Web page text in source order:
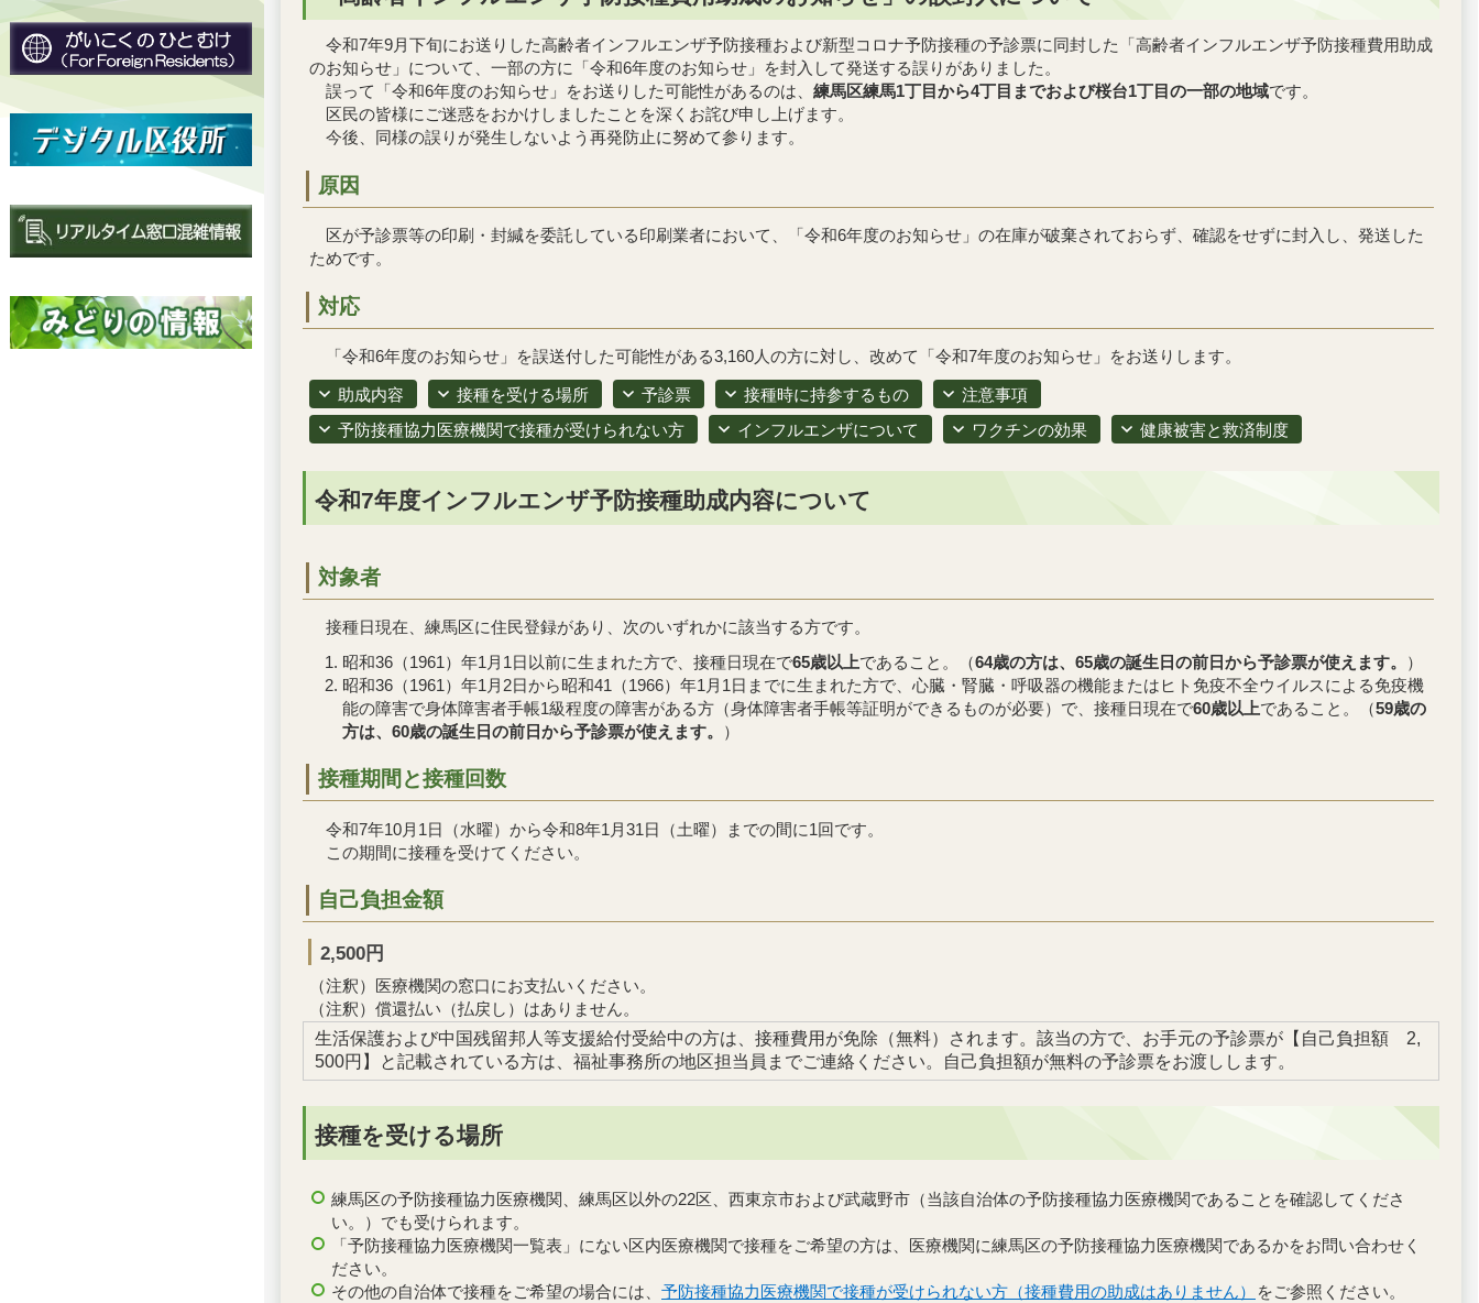
令和7年9月下旬にお送りした高齢者インフルエンザ予防接種および新型コロナ予防接種の予診票に同封した「高齢者インフルエンザ予防接種費用助成
のお知らせ」について、一部の方に「令和6年度のお知らせ」を封入して発送する誤りがありました。
誤って「令和6年度のお知らせ」をお送りした可能性があるのは、 練馬区練馬1丁目から4丁目までおよび桜台1丁目の一部の地域です。
区民の皆様にご迷惑をおかけしましたことを深くお詫び申し上げます。
今後、同様の誤りが発生しないよう再発防止に努めて参ります。
原因
区が予診票等の印刷・封緘を委託している印刷業者において、「令和6年度のお知らせ」の在庫が破棄されておらず、確認をせずに封入し、発送した
ためです。
対応
「令和6年度のお知らせ」を誤送付した可能性がある3,160人の方に対し、改めて「令和7年度のお知らせ」をお送りします。
助成内容 接種を受ける場所 予診票 接種時に持参するもの
注意事項
予防接種協力医療機関で接種が受けられない方
インフルエンザについて ワクチンの効果 健康被害と救済制度
令和7年度インフルエンザ予防接種助成内容について
対象者
接種日現在、練馬区に住民登録があり、次のいずれかに該当する方です。
昭和36（1961）年1月1日以前に生まれた方で、接種日現在で65歳以上であること。（64歳の方は、65歳の誕生日の前日から予診票が使えます。
）
昭和36（1961）年1月2日から昭和41（1966）年1月1日までに生まれた方で、心臓・腎臓・呼吸器の機能またはヒト免疫不全ウイルスによる免疫機
能の障害で身体障害者手帳1級程度の障害がある方（身体障害者手帳等証明ができるものが必要）で、接種日現在で60歳以上であること。（59歳の
方は、60歳の誕生日の前日から予診票が使えます。
）
接種期間と接種回数
令和7年10月1日（水曜）から令和8年1月31日（土曜）までの間に1回です。
この期間に接種を受けてください。
自己負担金額
2,500円
（注釈）医療機関の窓口にお支払いください。
（注釈）償還払い（払戻し）はありません。
生活保護および中国残留邦人等支援給付受給中の方は、接種費用が免除（無料）されます。該当の方で、お手元の予診票が【自己負担額 2,
500円】と記載されている方は、福祉事務所の地区担当員までご連絡ください。自己負担額が無料の予診票をお渡しします。
接種を受ける場所
練馬区の予防接種協力医療機関、練馬区以外の22区、西東京市および武蔵野市（当該自治体の予防接種協力医療機関であることを確認してくださ
い。）でも受けられます。
「予防接種協力医療機関一覧表」にない区内医療機関で接種をご希望の方は、医療機関に練馬区の予防接種協力医療機関であるかをお問い合わせく
ださい。
その他の自治体で接種をご希望の場合には、 予防接種協力医療機関で接種が受けられない方（接種費用の助成はありません）
をご参照ください。